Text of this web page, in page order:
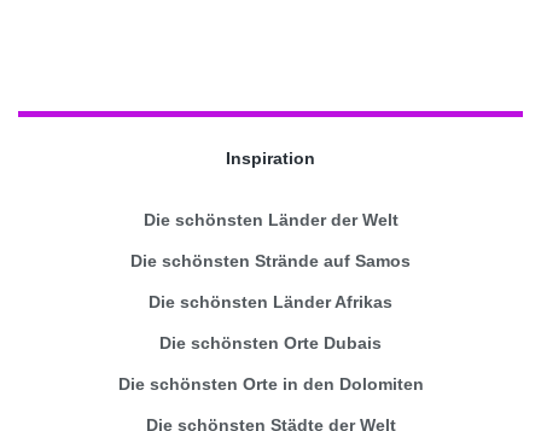
Inspiration
Die schönsten Länder der Welt
Die schönsten Strände auf Samos
Die schönsten Länder Afrikas
Die schönsten Orte Dubais
Die schönsten Orte in den Dolomiten
Die schönsten Städte der Welt